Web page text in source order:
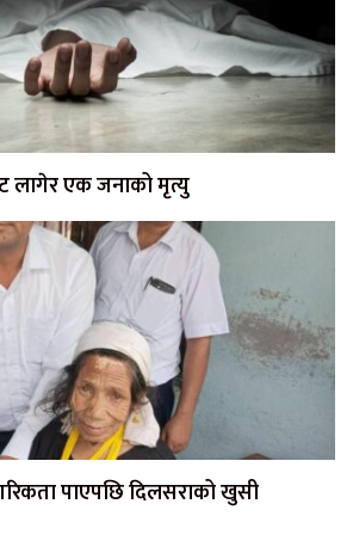
लागेर एक जनाको मृत्यु
पाएपछि दिलसराको खुसी